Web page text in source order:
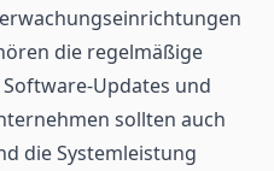
die regelmäßige
Updates und
sollten auch
die Systemleistung